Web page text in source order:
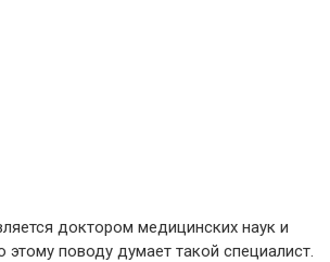
доктором медицинских наук и
поводу думает такой специалист.